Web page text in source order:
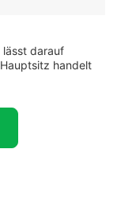
lässt darauf
handelt